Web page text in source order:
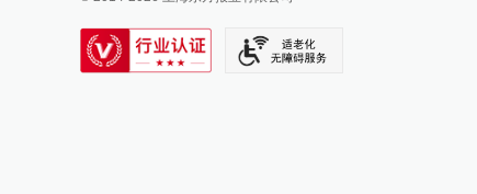
SIXTH TONE